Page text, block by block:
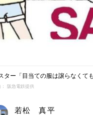
ター「目当ての服は譲らなくて
： 阪急電鉄提供
若松 真平